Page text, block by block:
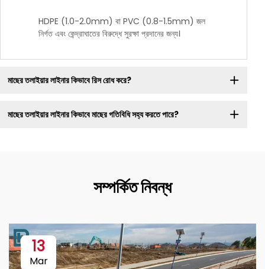
HDPE (1.0-2.0mm) বা PVC (0.8-1.5mm) জল
নির্গত এবং কেন্দ্রাঘাতের বিরুদ্ধে সুরক্ষা প্রদানের জন্য।
মাছের তলাইয়ার লাইনার কিভাবে রিস রোধ করে?
মাছের তলাইয়ার লাইনার কিভাবে মাছের গতিবিধি সহ্য করতে পারে?
সম্পর্কিত নিবন্ধ
13
Mar